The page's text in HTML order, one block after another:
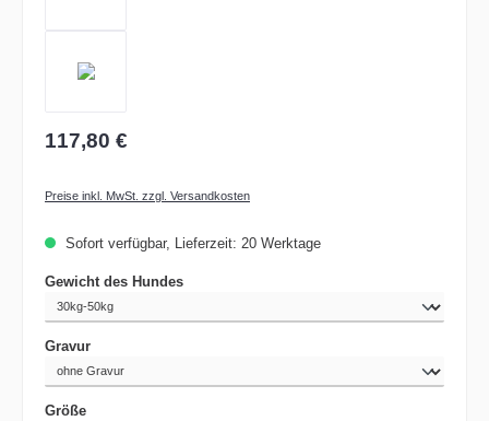
117,80 €
Preise inkl. MwSt. zzgl. Versandkosten
Sofort verfügbar, Lieferzeit: 20 Werktage
Gewicht des Hundesauswählen
Gravurauswählen
Größeauswählen